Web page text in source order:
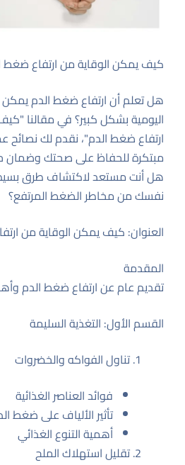
كيف يمكن الوقاية من ارتفاع ضغط
هل تعلم أن ارتفاع ضغط الدم يمكن
اليومية بشكل كبير؟ في مقالنا
ارتفاع ضغط الدم"، نقدم لك نصائح
مبتكرة للحفاظ على صحتك وضمان
هل أنت مستعد لاكتشاف طرق
نفسك من مخاطر الضغط المرتفع؟
العنوان: كيف يمكن الوقاية من
المقدمة
تقديم عام عن ارتفاع ضغط الدم
القسم الأول: التغذية السليمة
تناول الفواكه والخضروات
فوائد العناصر الغذائية
تأثير الألياف على ضغط
أهمية التنوع الغذائي
تقليل استهلاك الملح